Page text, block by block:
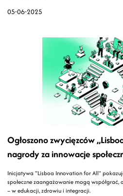
05-06-2025
Ogłoszono zwycięzców
nagrody za innowacje
Inicjatywa "Lisboa Innovation for All"
społeczne zaangażowanie mogą
– w edukacji, zdrowiu i integracji.